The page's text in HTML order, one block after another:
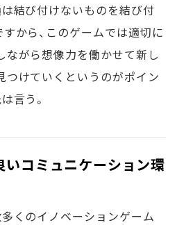
結び付けないものを結び付
から、このゲームでは適切に
ながら想像力を働かせて新し
つけていくというのがポイン
言う。
コミュニケーション環
くのイノベーションゲーム